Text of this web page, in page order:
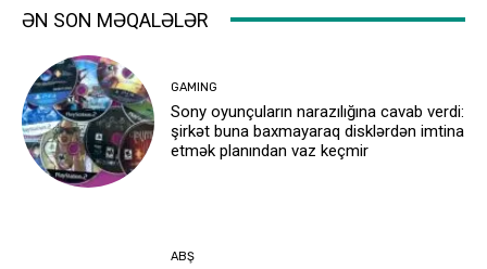
ƏN SON MƏQALƏLƏR
GAMING
Sony oyunçuların narazılığına cavab verdi:
şirkət buna baxmayaraq disklərdən imtina
etmək planından vaz keçmir
ABŞ